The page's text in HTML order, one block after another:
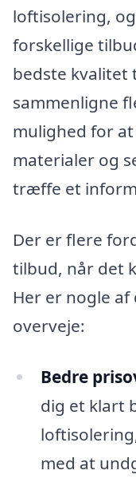
loftisolering,
forskellige
bedste kvalitet
sammenligne
mulighed for
materialer og
træffe et
Der er flere
tilbud, når det
Her er nogle
overveje:
Bedre
dig et klart
med at